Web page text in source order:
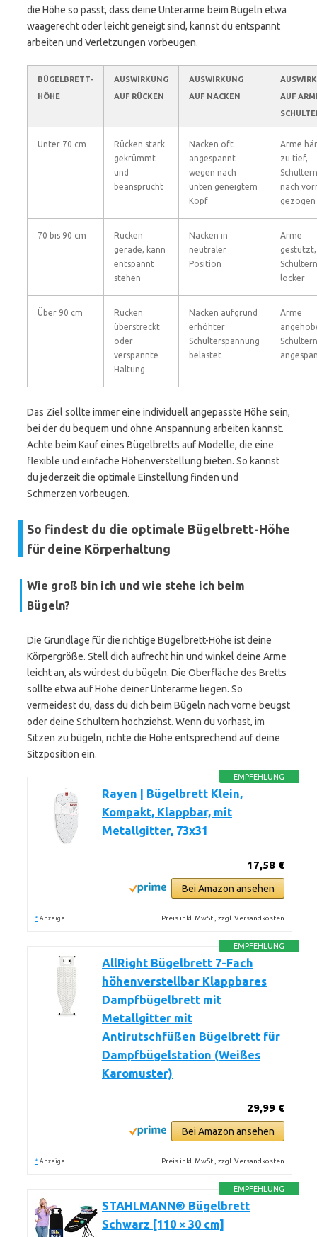
die Höhe so passt, dass deine Unterarme beim Bügeln etwa
waagerecht oder leicht geneigt sind, kannst du entspannt
arbeiten und Verletzungen vorbeugen.
BÜGELBRETT-
HÖHE
AUSWIRKUNG
AUF RÜCKEN
AUSWIRKUNG
AUF NACKEN
AUF
Unter 70 cm
Rücken stark
gekrümmt
und
beansprucht
Nacken oft
angespannt
wegen nach
unten geneigtem
Kopf
Arme
zu tief,
Schultern
nach
gezogen
70 bis 90 cm
Rücken
gerade, kann
entspannt
stehen
Nacken in
neutraler
Position
Arme
gestützt,
Schultern
locker
Über 90 cm
Rücken
überstreckt
oder
verspannte
Haltung
Nacken aufgrund
erhöhter
Schulterspannung
belastet
Arme
Schultern
Das Ziel sollte immer eine individuell angepasste Höhe sein,
bei der du bequem und ohne Anspannung arbeiten kannst.
Achte beim Kauf eines Bügelbretts auf Modelle, die eine
flexible und einfache Höhenverstellung bieten. So kannst
du jederzeit die optimale Einstellung finden und
Schmerzen vorbeugen.
So findest du die optimale Bügelbrett-Höhe
für deine Körperhaltung
Wie groß bin ich und wie stehe ich beim
Bügeln?
Die Grundlage für die richtige Bügelbrett-Höhe ist deine
Körpergröße. Stell dich aufrecht hin und winkel deine Arme
leicht an, als würdest du bügeln. Die Oberfläche des Bretts
sollte etwa auf Höhe deiner Unterarme liegen. So
vermeidest du, dass du dich beim Bügeln nach vorne beugst
oder deine Schultern hochziehst. Wenn du vorhast, im
Sitzen zu bügeln, richte die Höhe entsprechend auf deine
Sitzposition ein.
EMPFEHLUNG
Rayen | Bügelbrett Klein,
Kompakt, Klappbar, mit
Metallgitter, 73x31
17,58 €
Bei Amazon ansehen
* Anzeige Preis inkl. MwSt., zzgl. Versandkosten
EMPFEHLUNG
AllRight Bügelbrett 7-Fach
höhenverstellbar Klappbares
Dampfbügelbrett mit
Metallgitter mit
Antirutschfüßen Bügelbrett für
Dampfbügelstation (Weißes
Karomuster)
29,99 €
Bei Amazon ansehen
* Anzeige Preis inkl. MwSt., zzgl. Versandkosten
EMPFEHLUNG
STAHLMANN® Bügelbrett
Schwarz [110 × 30 cm]